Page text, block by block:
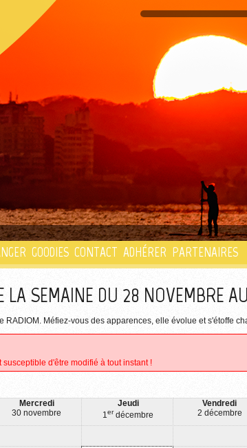
GOODIES CONTACT ADHÉRER PARTENAIRES
LA SEMAINE DU 28 NOVEMBRE
Méfiez-vous des apparences, elle évolue et s'étoffe
d'être modifié à tout instant !
Mercredi
30 novembre
Jeudi
1er décembre
Vendredi
2 décembre